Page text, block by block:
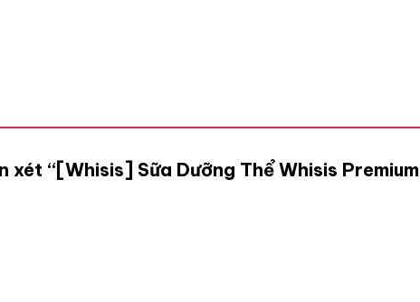
xét “[Whisis] Sữa Dưỡng Thể Whisis